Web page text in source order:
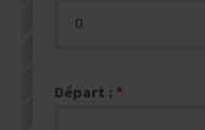
Départ :